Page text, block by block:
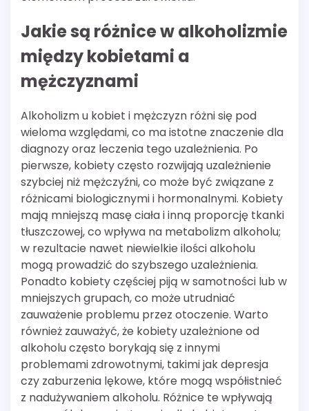
Jakie są różnice w alkoholizmie
między kobietami a
mężczyznami
Alkoholizm u kobiet i mężczyzn różni się pod
wieloma względami, co ma istotne znaczenie dla
diagnozy oraz leczenia tego uzależnienia. Po
pierwsze, kobiety często rozwijają uzależnienie
szybciej niż mężczyźni, co może być związane z
różnicami biologicznymi i hormonalnymi. Kobiety
mają mniejszą masę ciała i inną proporcję tkanki
tłuszczowej, co wpływa na metabolizm alkoholu;
w rezultacie nawet niewielkie ilości alkoholu
mogą prowadzić do szybszego uzależnienia.
Ponadto kobiety częściej piją w samotności lub w
mniejszych grupach, co może utrudniać
zauważenie problemu przez otoczenie. Warto
również zauważyć, że kobiety uzależnione od
alkoholu często borykają się z innymi
problemami zdrowotnymi, takimi jak depresja
czy zaburzenia lękowe, które mogą współistnieć
z nadużywaniem alkoholu. Różnice te wpływają